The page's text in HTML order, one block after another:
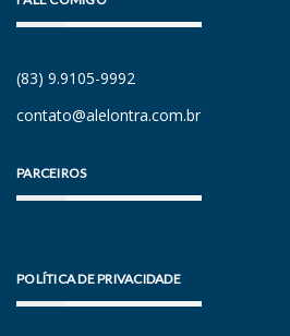
(83) 9.9105-9992
contato@alelontra.com.br
PARCEIROS
POLÍTICA DE PRIVACIDADE